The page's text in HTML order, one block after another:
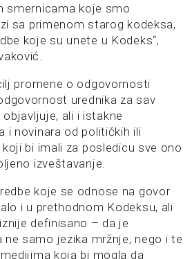
smernicama koje smo
sa primenom starog kodeksa,
koje su unete u Kodeks“,
promene o odgovornosti
urednika za sav
ali i istakne
i novinara od političkih ili
bi imali za posledicu sve ono
izveštavanje.
koje se odnose na govor
i u prethodnom Kodeksu, ali
definisano – da je
ne samo jezika mržnje, nego i te
koja bi mogla da